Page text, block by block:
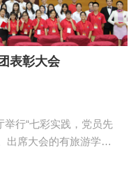
表彰大会
行“七彩实践，党员先
出席大会的有旅游学院